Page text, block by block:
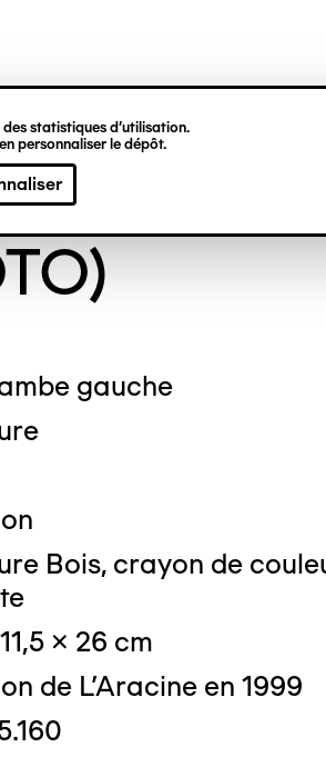
statistiques d’utilisation.
personnaliser le dépôt.
gauche
Bois, crayon de
x 26 cm
de L'Aracine en 1999